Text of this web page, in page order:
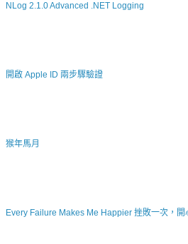
NLog 2.1.0 Advanced .NET Logging
開啟 Apple ID 兩步驟驗證
猴年馬月
Every Failure Makes Me Happier 挫敗一次，開